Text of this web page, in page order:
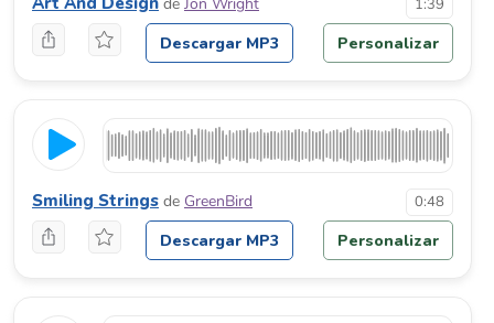
1:39
Descargar MP3 Personalizar
Smiling Strings de GreenBird 0:48
Descargar MP3 Personalizar